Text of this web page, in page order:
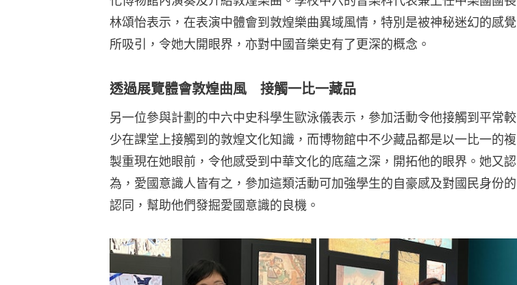
林頌怡表示，在表演中體會到敦煌樂曲異域風情，特別是被神秘迷幻的感覺
所吸引，令她大開眼界，亦對中國音樂史有了更深的概念。
透過展覽體會敦煌曲風 接觸一比一藏品
另一位參與計劃的中六中史科學生歐泳儀表示，參加活動令他接觸到平常較
少在課堂上接觸到的敦煌文化知識，而博物館中不少藏品都是以一比一的複
製重現在她眼前，令他感受到中華文化的底蘊之深，開拓他的眼界。她又認
為，愛國意識人皆有之，參加這類活動可加強學生的自豪感及對國民身份的
認同，幫助他們發掘愛國意識的良機。